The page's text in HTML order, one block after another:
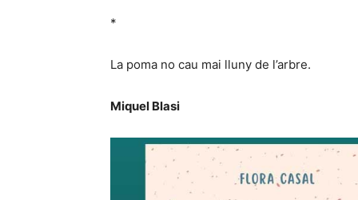
*
La poma no cau mai lluny de l’arbre.
Miquel Blasi